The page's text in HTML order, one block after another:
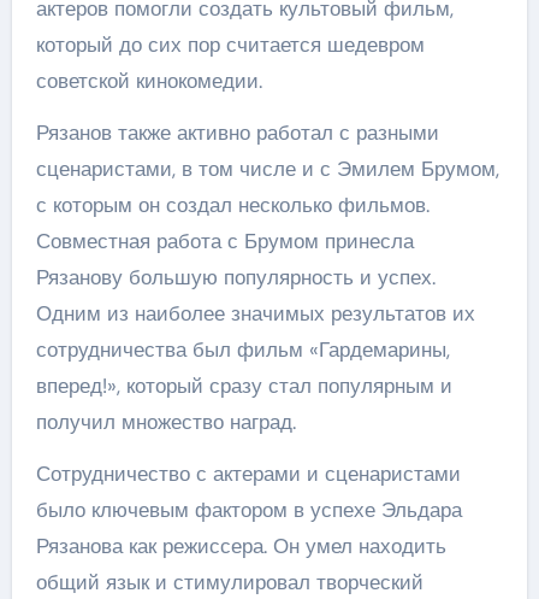
актеров помогли создать культовый фильм,
который до сих пор считается шедевром
советской кинокомедии.
Рязанов также активно работал с разными
сценаристами, в том числе и с Эмилем Брумом,
с которым он создал несколько фильмов.
Совместная работа с Брумом принесла
Рязанову большую популярность и успех.
Одним из наиболее значимых результатов их
сотрудничества был фильм «Гардемарины,
вперед!», который сразу стал популярным и
получил множество наград.
Сотрудничество с актерами и сценаристами
было ключевым фактором в успехе Эльдара
Рязанова как режиссера. Он умел находить
общий язык и стимулировал творческий